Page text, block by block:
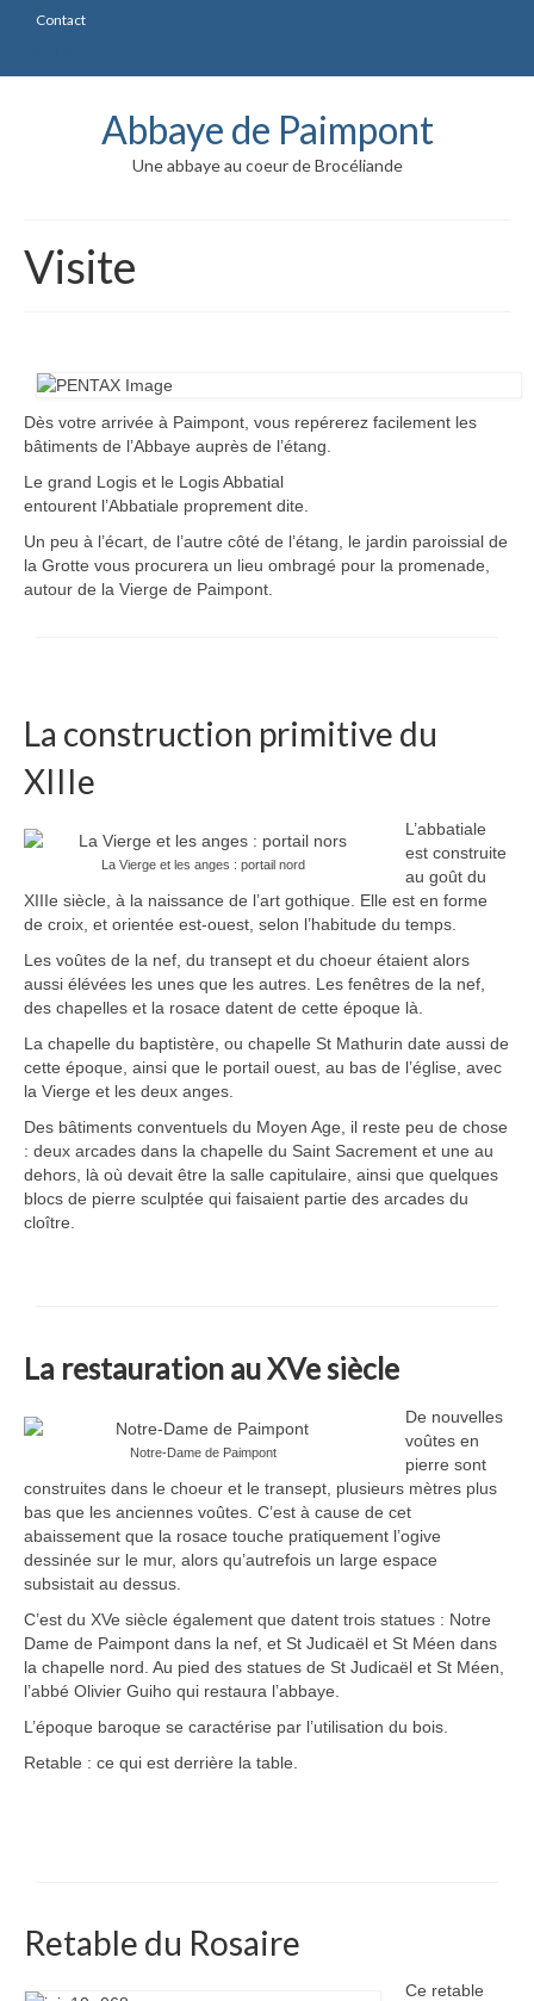
Contact
Abbaye de Paimpont
Une abbaye au coeur de Brocéliande
Visite
Dès votre arrivée à Paimpont, vous repérerez facilement les
bâtiments de l’Abbaye auprès de l’étang.
Le grand Logis et le Logis Abbatial
entourent l’Abbatiale proprement dite.
Un peu à l’écart, de l’autre côté de l’étang, le jardin paroissial de
la Grotte vous procurera un lieu ombragé pour la promenade,
autour de la Vierge de Paimpont.
La construction primitive du
XIIIe
La Vierge et les anges : portail nord
L’abbatiale
est construite
au goût du
XIIIe siècle, à la naissance de l’art gothique. Elle est en forme
de croix, et orientée est-ouest, selon l’habitude du temps.
Les voûtes de la nef, du transept et du choeur étaient alors
aussi élévées les unes que les autres. Les fenêtres de la nef,
des chapelles et la rosace datent de cette époque là.
La chapelle du baptistère, ou chapelle St Mathurin date aussi de
cette époque, ainsi que le portail ouest, au bas de l’église, avec
la Vierge et les deux anges.
Des bâtiments conventuels du Moyen Age, il reste peu de chose
: deux arcades dans la chapelle du Saint Sacrement et une au
dehors, là où devait être la salle capitulaire, ainsi que quelques
blocs de pierre sculptée qui faisaient partie des arcades du
cloître.
La restauration au XVe siècle
Notre-Dame de Paimpont
De nouvelles
voûtes en
pierre sont
construites dans le choeur et le transept, plusieurs mètres plus
bas que les anciennes voûtes. C’est à cause de cet
abaissement que la rosace touche pratiquement l’ogive
dessinée sur le mur, alors qu’autrefois un large espace
subsistait au dessus.
C’est du XVe siècle également que datent trois statues : Notre
Dame de Paimpont dans la nef, et St Judicaël et St Méen dans
la chapelle nord. Au pied des statues de St Judicaël et St Méen,
l’abbé Olivier Guiho qui restaura l’abbaye.
L’époque baroque se caractérise par l’utilisation du bois.
Retable : ce qui est derrière la table.
Retable du Rosaire
Ce retable